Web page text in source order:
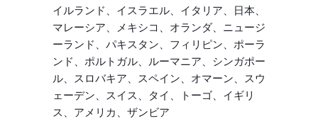
イルランド、イスラエル、イタリア、日本、
マレーシア、メキシコ、オランダ、ニュージ
ーランド、パキスタン、フィリピン、ポーラ
ンド、ポルトガル、ルーマニア、シンガポー
ル、スロバキア、スペイン、オマーン、スウ
ェーデン、スイス、タイ、トーゴ、イギリ
ス、アメリカ、ザンビア